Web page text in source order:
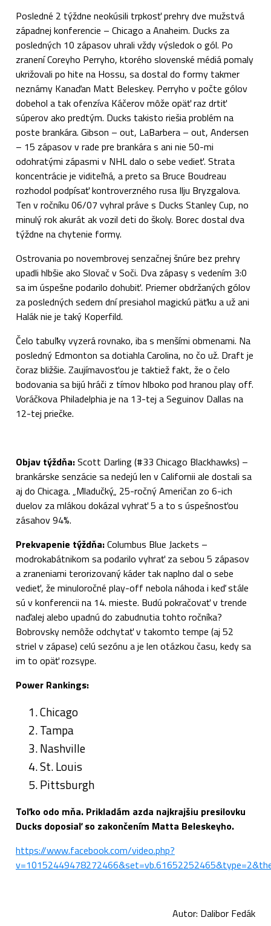
Posledné 2 týždne neokúsili trpkosť prehry dve mužstvá
západnej konferencie – Chicago a Anaheim. Ducks za
posledných 10 zápasov uhrali vždy výsledok o gól. Po
zranení Coreyho Perryho, ktorého slovenské médiá pomaly
ukrižovali po hite na Hossu, sa dostal do formy takmer
neznámy Kanaďan Matt Beleskey. Perryho v počte gólov
dobehol a tak ofenzíva Káčerov môže opäť raz drtiť
súperov ako predtým. Ducks takisto riešia problém na
poste brankára. Gibson – out, LaBarbera – out, Andersen
– 15 zápasov v rade pre brankára s ani nie 50-mi
odohratými zápasmi v NHL dalo o sebe vedieť. Strata
koncentrácie je viditeľná, a preto sa Bruce Boudreau
rozhodol podpísať kontroverzného rusa Ilju Bryzgalova.
Ten v ročníku 06/07 vyhral práve s Ducks Stanley Cup, no
minulý rok akurát ak vozil deti do školy. Borec dostal dva
týždne na chytenie formy.
Ostrovania po novembrovej senzačnej šnúre bez prehry
upadli hlbšie ako Slovač v Soči. Dva zápasy s vedením 3:0
sa im úspešne podarilo dohubiť. Priemer obdržaných gólov
za posledných sedem dní presiahol magickú päťku a už ani
Halák nie je taký Koperfild.
Čelo tabuľky vyzerá rovnako, iba s menšími obmenami. Na
posledný Edmonton sa dotiahla Carolina, no čo už. Draft je
čoraz bližšie. Zaujímavosťou je taktiež fakt, že o čelo
bodovania sa bijú hráči z tímov hlboko pod hranou play off.
Voráčkova Philadelphia je na 13-tej a Seguinov Dallas na
12-tej priečke.
Objav týždňa:Scott Darling (#33 Chicago Blackhawks) –
brankárske senzácie sa nedejú len v Californii ale dostali sa
aj do Chicaga. „Mladučký„ 25-ročný Američan zo 6-ich
duelov za mlákou dokázal vyhrať 5 a to s úspešnosťou
zásahov 94%.
Prekvapenie týždňa:Columbus Blue Jackets –
modrokabátnikom sa podarilo vyhrať za sebou 5 zápasov
a zraneniami terorizovaný káder tak naplno dal o sebe
vedieť, že minuloročné play-off nebola náhoda i keď stále
sú v konferencii na 14. mieste. Budú pokračovať v trende
naďalej alebo upadnú do zabudnutia tohto ročníka?
Bobrovsky nemôže odchytať v takomto tempe (aj 52
striel v zápase) celú sezónu a je len otázkou času, kedy sa
im to opäť rozsype.
Power Rankings:
Chicago
Tampa
Nashville
St. Louis
Pittsburgh
Toľko odo mňa. Prikladám azda najkrajšiu presilovku
Ducks doposiaľ so zakončením Matta Beleskeyho.
https://www.facebook.com/video.php?
Autor: Dalibor Fedák